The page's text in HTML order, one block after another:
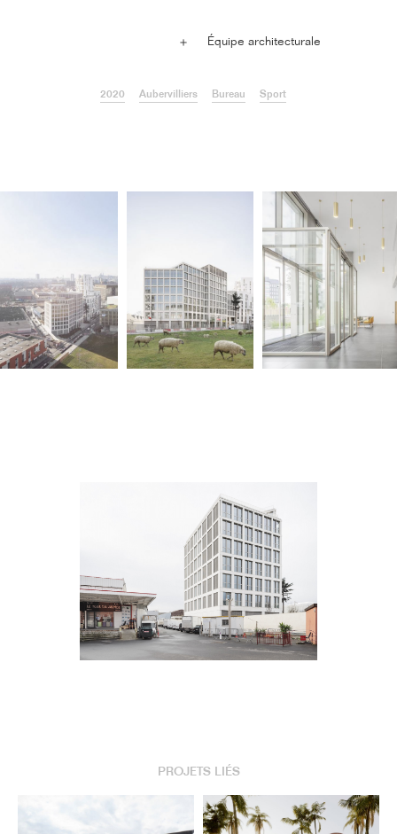
＋ Équipe architecturale
2020 Aubervilliers Bureau Sport
PROJETS LIÉS